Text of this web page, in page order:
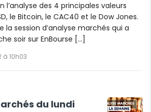
l’analyse des 4 principales valeurs
le Bitcoin, le CAC40 et le Dow Jones.
la session d’analyse marchés qui a
soir sur EnBourse […]
à 10h03
du lundi